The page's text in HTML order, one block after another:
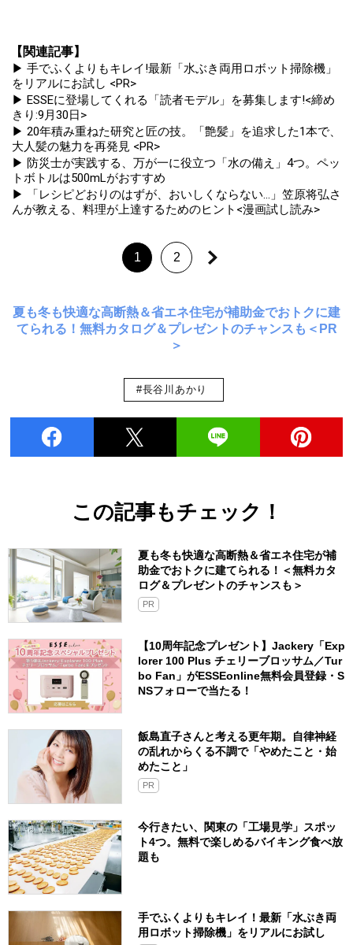
【関連記事】
▶ 手でふくよりもキレイ!最新「水ぶき両用ロボット掃除機」
をリアルにお試し <PR>
▶ ESSEに登場してくれる「読者モデル」を募集します!<締め
きり:9月30日>
▶ 20年積み重ねた研究と匠の技。「艶髪」を追求した1本で、
大人髪の魅力を再発見 <PR>
▶ 防災士が実践する、万が一に役立つ「水の備え」4つ。ペッ
トボトルは500mLがおすすめ
▶ 「レシピどおりのはずが、おいしくならない...」笠原将弘さ
んが教える、料理が上達するためのヒント<漫画試し読み>
1 2
夏も冬も快適な高断熱＆省エネ住宅が補助金でおトクに建
てられる！無料カタログ＆プレゼントのチャンスも＜PR
＞
#長谷川あかり
この記事もチェック！
夏も冬も快適な高断熱＆省エネ住宅が補
助金でおトクに建てられる！＜無料カタ
ログ＆プレゼントのチャンスも＞
PR
【10周年記念プレゼント】Jackery「Exp
lorer 100 Plus チェリーブロッサム／Tur
bo Fan」がESSEonline無料会員登録・S
NSフォローで当たる！
飯島直子さんと考える更年期。自律神経
の乱れからくる不調で「やめたこと・始
めたこと」
PR
今行きたい、関東の「工場見学」スポッ
ト4つ。無料で楽しめるバイキング食べ放
題も
手でふくよりもキレイ！最新「水ぶき両
用ロボット掃除機」をリアルにお試し